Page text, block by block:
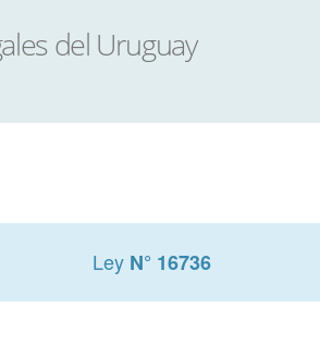
Ley N° 16736